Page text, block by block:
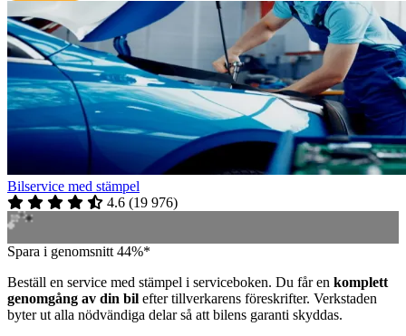
Bilservice med stämpel
4.6 (19 976)
Spara i genomsnitt 44%*
Beställ en service med stämpel i serviceboken. Du får en komplett
genomgång av din bil efter tillverkarens föreskrifter. Verkstaden
byter ut alla nödvändiga delar så att bilens garanti skyddas.